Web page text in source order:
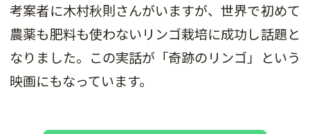
考案者に木村秋則さんがいますが、世界で初めて
農薬も肥料も使わないリンゴ栽培に成功し話題と
なりました。この実話が「奇跡のリンゴ」という
映画にもなっています。